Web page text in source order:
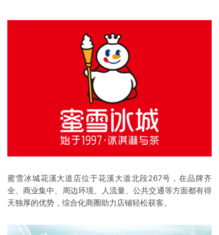
蜜雪冰城花溪大道店位于花溪大道北段267号，在品牌齐
全、商业集中、周边环境、人流量、公共交通等方面都有得
天独厚的优势，综合化商圈助力店铺轻松获客。